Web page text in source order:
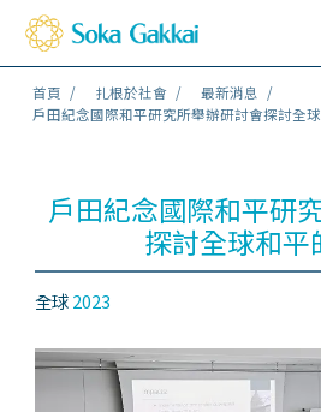
首頁 扎根於社會
最新消息
戶田紀念國際和平研究所舉辦研討會探討全
戶田紀念國際和平研
探討全球和平
全球2023